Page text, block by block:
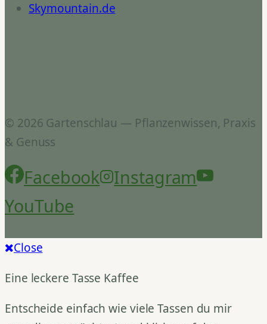
Skymountain.de
© 2026 Gartenschlau — Pflanzenwissen, Praxis
& Genuss
Facebook
Instagram
YouTube
Close
Eine leckere Tasse Kaffee
Entscheide einfach wie viele Tassen du mir